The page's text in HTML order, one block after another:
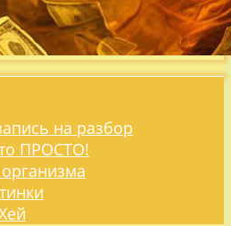
на разбор
ПРОСТО!